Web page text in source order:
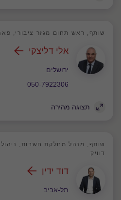
שותף, ראש תחום מגזר ציבורי,
אלי דליצקי
ירושלים
משרד
050-7922306
תצוגה מהירה
שותף, מנהל מחלקת חשבות, ניהול
דוויק
דוד ידין
תל-אביב
משרד